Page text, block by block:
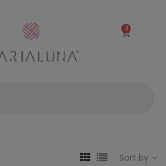
0
Sort by